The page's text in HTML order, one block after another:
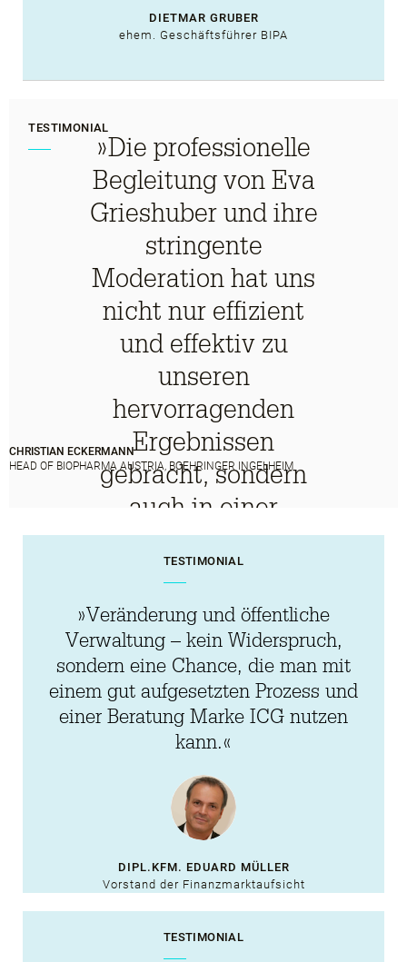
DIETMAR GRUBER
ehem. Geschäftsführer BIPA
TESTIMONIAL
»Die professionelle
Begleitung von Eva
Grieshuber und ihre
stringente
Moderation hat uns
nicht nur effizient
und effektiv zu
unseren
hervorragenden
Ergebnissen
gebracht, sondern
auch in einer
energiereichen,
positiven
Atmosphäre unser
gesamtes Team
gestärkt.«
CHRISTIAN ECKERMANN
HEAD OF BIOPHARMA AUSTRIA, BOEHRINGER INGELHEIM
TESTIMONIAL
»Veränderung und öffentliche
Verwaltung – kein Widerspruch,
sondern eine Chance, die man mit
einem gut aufgesetzten Prozess und
einer Beratung Marke ICG nutzen
kann.«
DIPL.KFM. EDUARD MÜLLER
Vorstand der Finanzmarktaufsicht
TESTIMONIAL